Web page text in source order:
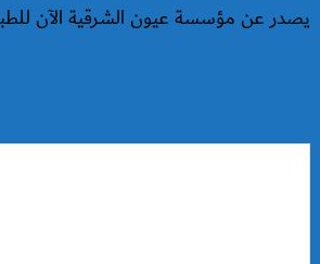
يصدر عن مؤسسة عيون الشرقية الآن